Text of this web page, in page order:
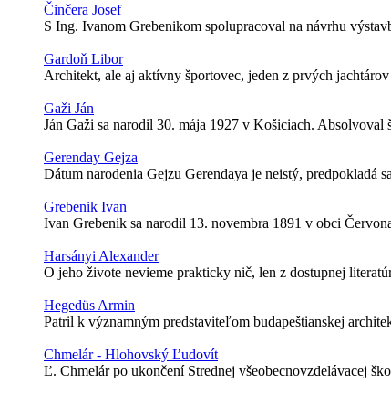
Činčera Josef
S Ing. Ivanom Grebenikom spolupracoval na návrhu
Gardoň Libor
Architekt, ale aj aktívny športovec, jeden z prvých
Gaži Ján
Ján Gaži sa narodil 30. mája 1927 v Košiciach.
Gerenday Gejza
Dátum narodenia Gejzu Gerendaya je neistý, predpokladá
Grebenik Ivan
Ivan Grebenik sa narodil 13. novembra 1891 v obci
Harsányi Alexander
O jeho živote nevieme prakticky nič, len z dostupnej
Hegedüs Armin
Patril k významným predstaviteľom budapeštianskej
Chmelár - Hlohovský Ľudovít
Ľ. Chmelár po ukončení Strednej všeobecnovzdelávacej